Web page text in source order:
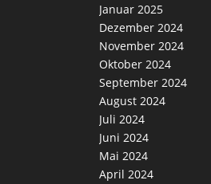
Januar 2025
Dezember 2024
November 2024
Oktober 2024
September 2024
August 2024
Juli 2024
Juni 2024
Mai 2024
April 2024